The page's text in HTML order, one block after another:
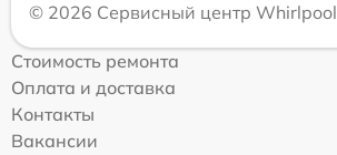
© 2026 Сервисный центр Whirlpool
Стоимость ремонта
Оплата и доставка
Контакты
Вакансии